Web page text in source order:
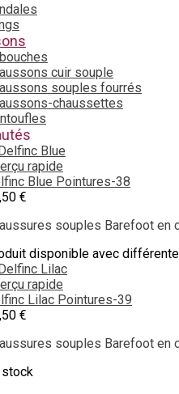
cuir souple
souples fourrés
chaussettes
rapide
Blue Pointures-38
€
souples Barefoot en
disponible avec
rapide
Lilac Pointures-39
€
souples Barefoot en
stock